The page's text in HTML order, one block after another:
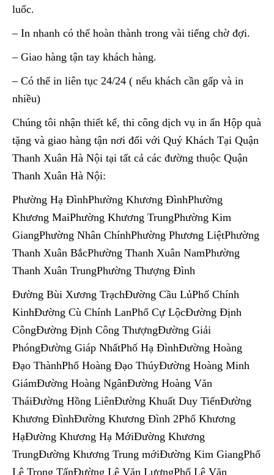
luốc.
– In nhanh có thể hoàn thành trong vài tiếng chờ đợi.
– Giao hàng tận tay khách hàng.
– Có thể in liên tục 24/24 ( nếu khách cần gấp và in
nhiều)
Chúng tôi nhận thiết kế, thi công dịch vụ in ấn Hộp quà
tặng và giao hàng tận nơi đối với Quý Khách Tại Quận
Thanh Xuân Hà Nội tại tất cả các đường thuộc Quận
Thanh Xuân Hà Nội:
Phường Hạ ĐìnhPhường Khương ĐìnhPhường
Khương MaiPhường Khương TrungPhường Kim
GiangPhường Nhân ChínhPhường Phương LiệtPhường
Thanh Xuân BắcPhường Thanh Xuân NamPhường
Thanh Xuân TrungPhường Thượng Đình
Đường Bùi Xương TrạchĐường Cầu LủPhố Chính
KinhĐường Cù Chính LanPhố Cự LộcĐường Định
CôngĐường Định Công ThượngĐường Giải
PhóngĐường Giáp NhấtPhố Hạ ĐìnhĐường Hoàng
Đạo ThànhPhố Hoàng Đạo ThúyĐường Hoàng Minh
GiámĐường Hoàng NgânĐường Hoàng Văn
TháiĐường Hồng LiênĐường Khuất Duy TiếnĐường
Khương ĐìnhĐường Khương Đình 2Phố Khương
HạĐường Khương Hạ MớiĐường Khương
TrungĐường Khương Trung mớiĐường Kim GiangPhố
Lê Trọng TấnĐường Lê Văn LươngPhố Lê Văn